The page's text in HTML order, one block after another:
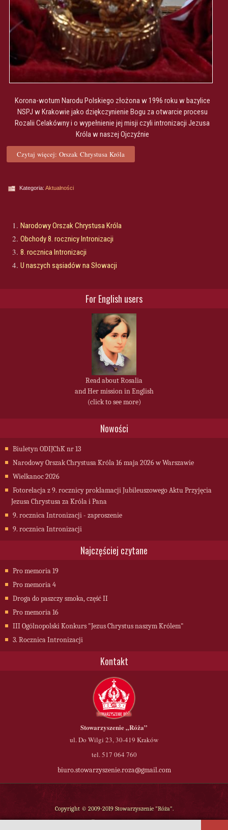
Korona-wotum Narodu Polskiego złożona w 1996 roku w bazylice
NSPJ w Krakowie jako dziękczynienie Bogu za otwarcie procesu
Rozalii Celakówny i o wypełnienie jej misji czyli intronizacji Jezusa
Króla w naszej Ojczyźnie
Czytaj więcej: Orszak Chrystusa Króla
Kategoria: Aktualności
Narodowy Orszak Chrystusa Króla
Obchody 8. rocznicy Intronizacji
8. rocznica Intronizacji
U naszych sąsiadów na Słowacji
For English users
Read about Rosalia
and Her mission in English
(click to see more)
Nowości
Biuletyn ODIJChK nr 13
Narodowy Orszak Chrystusa Króla 16 maja 2026 w Warszawie
Wielkanoc 2026
Fotorelacja z 9. rocznicy proklamacji Jubileuszowego Aktu Przyjęcia
Jezusa Chrystusa za Króla i Pana
9. rocznica Intronizacji - zaproszenie
9. rocznica Intronizacji
Najczęściej czytane
Pro memoria 19
Pro memoria 4
Droga do paszczy smoka, część II
Pro memoria 16
III Ogólnopolski Konkurs "Jezus Chrystus naszym Królem"
3. Rocznica Intronizacji
Kontakt
Stowarzyszenie„Róża”
ul. Do Wilgi 23, 30-419 Kraków
tel. 517 064 760
biuro.stowarzyszenie.roza@gmail.com
Copyright © 2009-2019 Stowarzyszenie "Róża".
Wszelkie prawa zastrzeżone.